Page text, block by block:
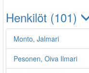
Henkilöt (101)
Monto, Jalmari
Pesonen, Oiva Ilmari